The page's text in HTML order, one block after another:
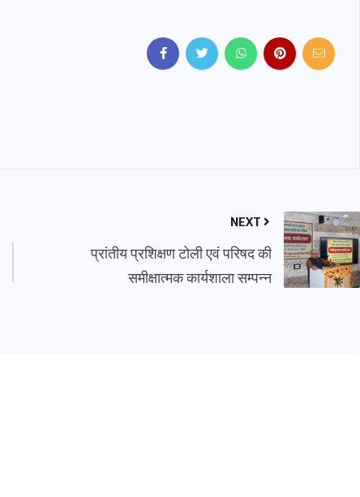
NEXT
प्रांतीय प्रशिक्षण टोली एवं परिषद की
समीक्षात्मक कार्यशाला सम्पन्न